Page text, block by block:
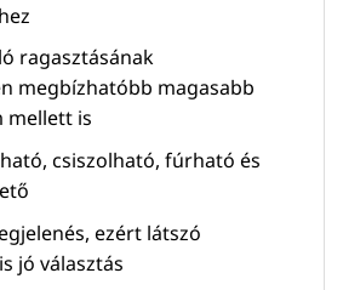
ragasztásának
megbízhatóbb magasabb
mellett is
csiszolható, fúrható és
ezért látszó
jó választás